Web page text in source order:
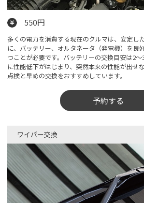
550円
多くの電力を消費する現在のクルマは、安定し
に、バッテリー、オルタネータ（発電機）を良
つことが必要です。バッテリーの交換目安は2
に性能低下がはじまり、突然本来の性能が出せ
点検と早めの交換をおすすめしています。
予約する
ワイパー交換​